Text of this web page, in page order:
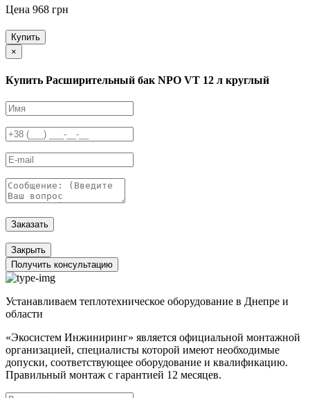
Цена 968 грн
Купить
×
Купить Расширительный бак NPO VT 12 л круглый
Заказать
Закрыть
Получить консультацию
Устанавливаем теплотехническое оборудование в Днепре и
области
«Экосистем Инжиниринг» является официальной монтажной
организацией, специалисты которой имеют необходимые
допуски, соответствующее оборудование и квалификацию.
Правильный монтаж с гарантией 12 месяцев.